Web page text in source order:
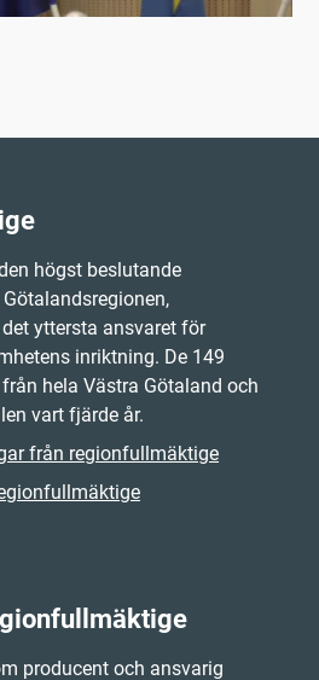
högst beslutande
yttersta ansvaret för
inriktning. De 149
hela Västra Götaland och
vart fjärde år.
från regionfullmäktige
producent och ansvarig